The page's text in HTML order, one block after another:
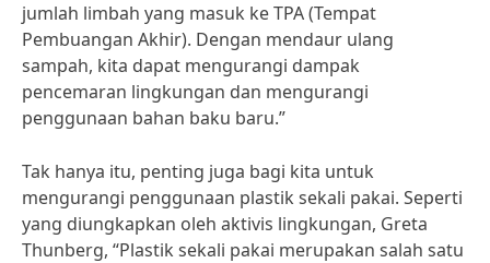
jumlah limbah yang masuk ke TPA (Tempat
Pembuangan Akhir). Dengan mendaur ulang
sampah, kita dapat mengurangi dampak
pencemaran lingkungan dan mengurangi
penggunaan bahan baku baru.”
Tak hanya itu, penting juga bagi kita untuk
mengurangi penggunaan plastik sekali pakai. Seperti
yang diungkapkan oleh aktivis lingkungan, Greta
Thunberg, “Plastik sekali pakai merupakan salah satu